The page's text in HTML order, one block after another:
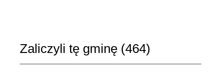
Zaliczyli tę gminę (464)